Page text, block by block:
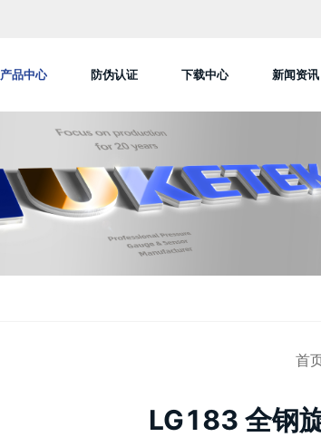
产品中心 防伪认证 下载中心 新闻资讯
首
LG183 全钢